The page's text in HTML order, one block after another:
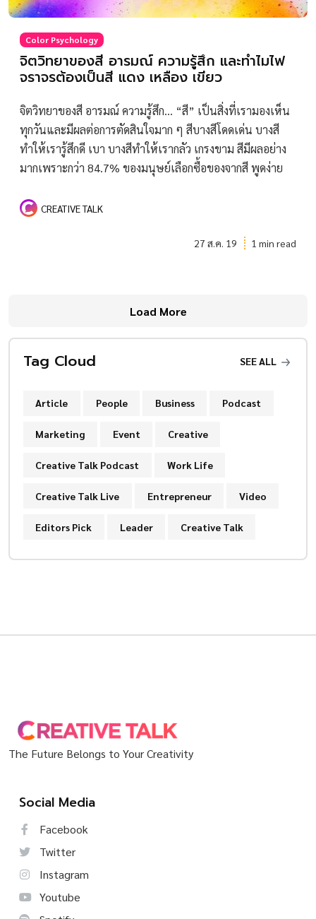
Color Psychology
จิตวิทยาของสี อารมณ์ ความรู้สึก และทำไมไฟ
จราจรต้องเป็นสี แดง เหลือง เขียว
จิตวิทยาของสี อารมณ์ ความรู้สึก… “สี” เป็นสิ่งที่เรามองเห็น
ทุกวันและมีผลต่อการตัดสินใจมาก ๆ สีบางสีโดดเด่น บางสี
ทำให้เรารู้สึกดี เบา บางสีทำให้เรากลัว เกรงขาม สีมีผลอย่าง
มากเพราะกว่า 84.7% ของมนุษย์เลือกซื้อของจากสี พูดง่าย
CREATIVE TALK
27 ส.ค. 19 1 min read
Load More
Tag Cloud SEE ALL
Article People Business Podcast
Marketing Event Creative
Creative Talk Podcast Work Life
Creative Talk Live Entrepreneur Video
Editors Pick Leader Creative Talk
The Future Belongs to Your Creativity
Social Media
Facebook
Twitter
Instagram
Youtube